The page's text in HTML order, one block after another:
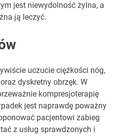
jest niewydolność żylna, a
ją leczyć.
uczucie ciężkości nóg,
dyskretny obrzęk. W
kompresjoterapię
jest naprawdę poważny
pacjentowi zabieg
z usług sprawdzonych i